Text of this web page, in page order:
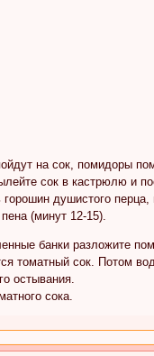
на сок, помидоры
сок в кастрюлю и
душистого
(минут 12-15).
банки разложите
томатный сок. Потом
остывания.
сока.